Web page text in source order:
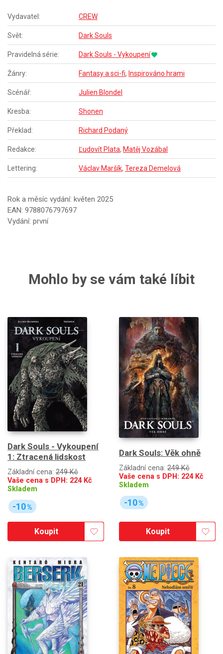
Vydavatel: CREW
Svět: Dark Souls
Pravidelná série: Dark Souls - Vykoupení
Žánry: Fantasy a sci-fi, Inspirováno hrami
Scénář: Julien Blondel
Kresba: Shonen
Překlad: Richard Podaný
Redakce: Ľudovít Plata, Matěj Vozábal
Lettering: Václav Maršík, Tereza Demelová
Rok a měsíc vydání: květen 2025
EAN: 9788076797697
Vydání: první
Mohlo by se vám také líbit
Dark Souls - Vykoupení
1: Ztracená lidskost
Základní cena: 249 Kč
Vaše cena s DPH: 224Kč
Skladem
-10%
Koupit
Dark Souls: Věk ohně
Základní cena: 249 Kč
Vaše cena s DPH: 224Kč
Skladem
-10%
Koupit